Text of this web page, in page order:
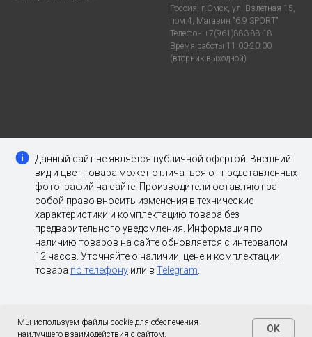
Мы используем файлы cookie для обеспечения
наилучшего взаимодействия с сайтом.
OK
Россия, г.Омск, ул. Взлетная 15,
пом.4, Магазин "6.9 SPORT"
Телефон +7(961)883-88-18
Время работы 11:00-20:00
(вторник выходной)
Данный сайт не является публичной офертой. Внешний
вид и цвет товара может отличаться от представленных
фотографий на сайте. Производители оставляют за
собой право вносить изменения в технические
характеристики и комплектацию товара без
предварительного уведомления. Информация по
наличию товаров на сайте обновляется с интервалом
12 часов. Уточняйте о наличии, цене и комплектации
товара по телефону или в Telegram